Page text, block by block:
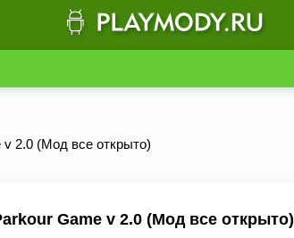
2.0 (Мод все открыто)
Game v 2.0 (Мод все открыто)